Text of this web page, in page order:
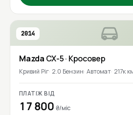
2014
Mazda CX-5· Кросовер
Кривий Ріг 2.0 Бензин Автомат 217к
ПЛАТІЖ ВІД
17 800 ₴/міс